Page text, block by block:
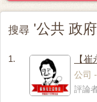
搜尋 '公共 政
1.
【
公司
評論